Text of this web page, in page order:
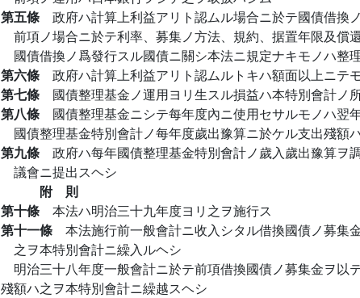
第五條 政府ハ計算上利益アリト認ムル場合ニ於テ國債借換
前項ノ場合ニ於テ利率、募集ノ方法、規約、据置年限及償
國債借換ノ爲發行スル國債ニ關シ本法ニ規定ナキモノハ整
第六條 政府ハ計算上利益アリト認ムルトキハ額面以上ニテ
第七條 國債整理基金ノ運用ヨリ生スル損益ハ本特別會計ノ
第八條 國債整理基金ニシテ每年度內ニ使用セサルモノハ翌
國債整理基金特別會計ノ每年度歲出豫算ニ於ケル支出殘額
第九條 政府ハ每年國債整理基金特別會計ノ歲入歲出豫算ヲ
議會ニ提出スヘシ
附 則
第十條 本法ハ明治三十九年度ヨリ之ヲ施行ス
第十一條 本法施行前一般會計ニ收入シタル借換國債ノ募集
之ヲ本特別會計ニ繰入ルヘシ
明治三十八年度一般會計ニ於テ前項借換國債ノ募集金ヲ以
殘額ハ之ヲ本特別會計ニ繰越スヘシ